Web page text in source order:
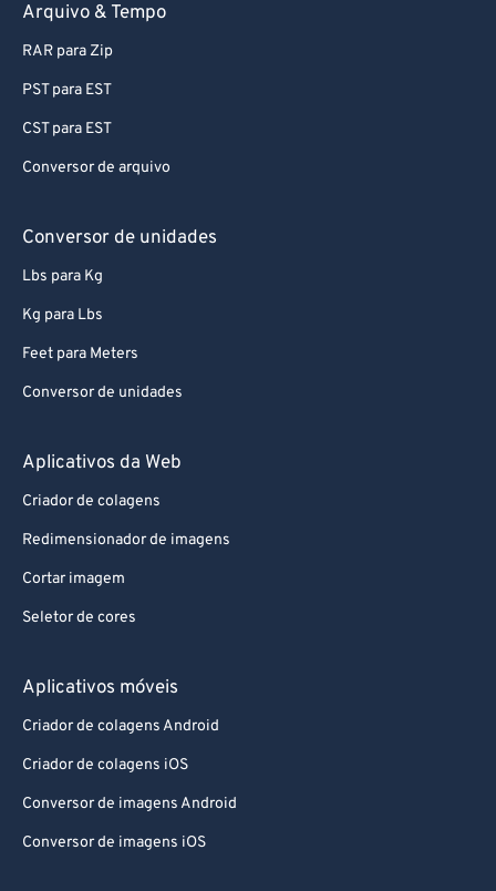
Arquivo & Tempo
RAR para Zip
PST para EST
CST para EST
Conversor de arquivo
Conversor de unidades
Lbs para Kg
Kg para Lbs
Feet para Meters
Conversor de unidades
Aplicativos da Web
Criador de colagens
Redimensionador de imagens
Cortar imagem
Seletor de cores
Aplicativos móveis
Criador de colagens Android
Criador de colagens iOS
Conversor de imagens Android
Conversor de imagens iOS